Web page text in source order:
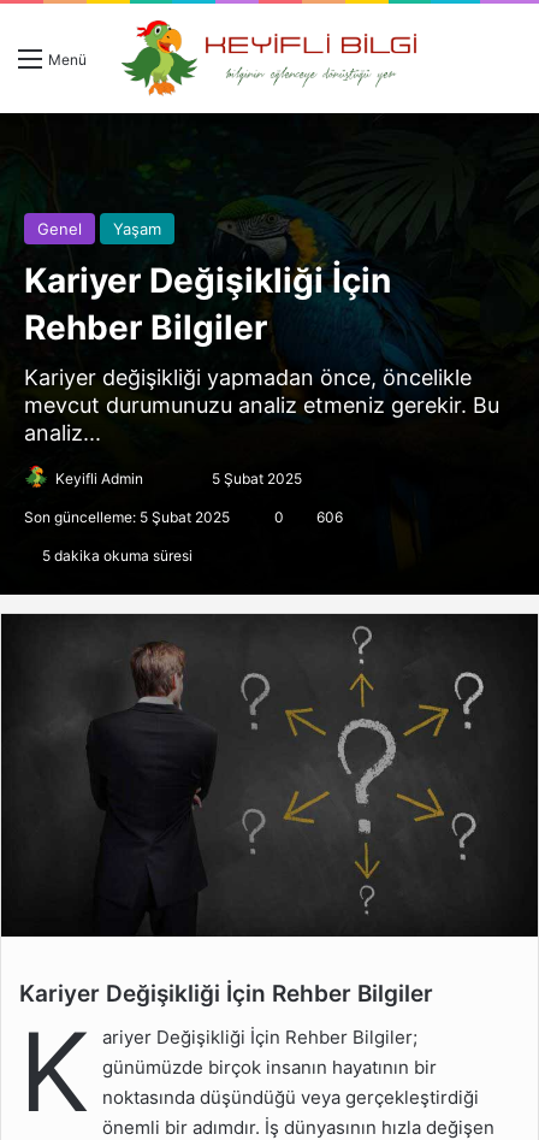
Menü
Genel Yaşam
Kariyer Değişikliği İçin
Rehber Bilgiler
Kariyer değişikliği yapmadan önce, öncelikle
mevcut durumunuzu analiz etmeniz gerekir. Bu
analiz...
Keyifli Admin
göndermek
5 Şubat 2025
Son güncelleme: 5 Şubat 2025 0 606
5 dakika okuma süresi
Kariyer Değişikliği İçin
Kariyer Değişikliği
Yapmadan Önce Hangi
Adımları Atmalıyım?
Kariyer Değişikliği İçin Rehber Bilgiler
K
ariyer Değişikliği İçin Rehber Bilgiler;
günümüzde birçok insanın hayatının bir
noktasında düşündüğü veya gerçekleştirdiği
önemli bir adımdır. İş dünyasının hızla değişen